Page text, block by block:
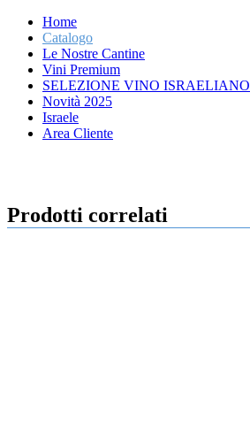
Home
Catalogo
Le Nostre Cantine
Vini Premium
SELEZIONE VINO ISRAELIANO
Novità 2025
Israele
Area Cliente
750 ml
Prodotti correlati